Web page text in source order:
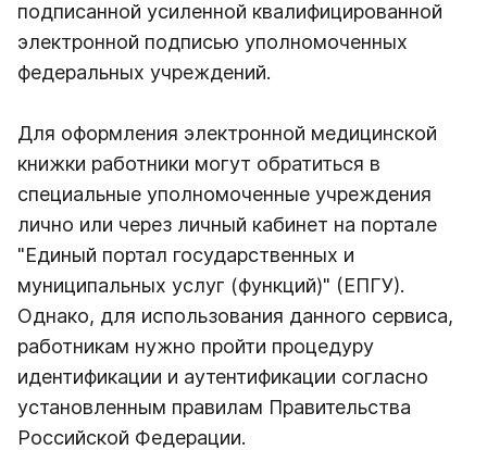
подписанной усиленной квалифицированной
электронной подписью уполномоченных
федеральных учреждений.
Для оформления электронной медицинской
книжки работники могут обратиться в
специальные уполномоченные учреждения
лично или через личный кабинет на портале
"Единый портал государственных и
муниципальных услуг (функций)" (ЕПГУ).
Однако, для использования данного сервиса,
работникам нужно пройти процедуру
идентификации и аутентификации согласно
установленным правилам Правительства
Российской Федерации.